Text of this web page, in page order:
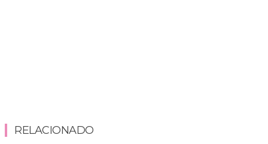
RELACIONADO